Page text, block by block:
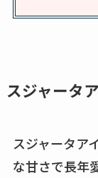
スジャータ
スジャータア
な甘さで長年